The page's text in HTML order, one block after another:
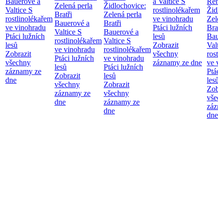
Valtice S
rostlinolékařem
ve vinohradu
Ptáci lužních
lesů
Zobrazit
všechny
záznamy ze
dne
Zelená perla
Bratři
Bauerové a
Valtice S
rostlinolékařem
ve vinohradu
Ptáci lužních
lesů
Zobrazit
všechny
záznamy ze
dne
Židlochovice:
Zelená perla
Bratři
Bauerové a
Valtice S
rostlinolékařem
ve vinohradu
Ptáci lužních
lesů
Zobrazit
všechny
záznamy ze
dne
rostlinolékařem
ve vinohradu
Ptáci lužních
lesů
Zobrazit
všechny
záznamy ze dne ve
dne